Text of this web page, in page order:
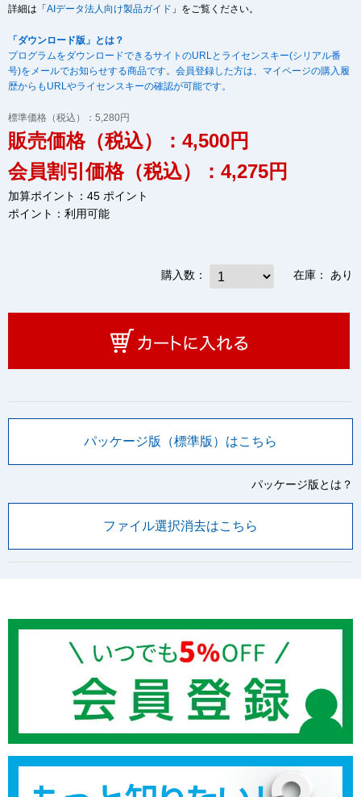
詳細は「AIデータ法人向け製品ガイド 」をご覧ください。
「ダウンロード版」とは？
プログラムをダウンロードできるサイトのURLとライセンスキー(シリアル番
号)をメールでお知らせする商品です。会員登録した方は、マイページの購入履
歴からもURLやライセンスキーの確認が可能です。
標準価格（税込）：5,280円
販売価格（税込）：4,500円
会員割引価格（税込）：4,275円
加算ポイント：45 ポイント
ポイント： 利用可能
購入数： 在庫： あり
パッケージ版（標準版）はこちら
パッケージ版とは？
ファイル選択消去はこちら